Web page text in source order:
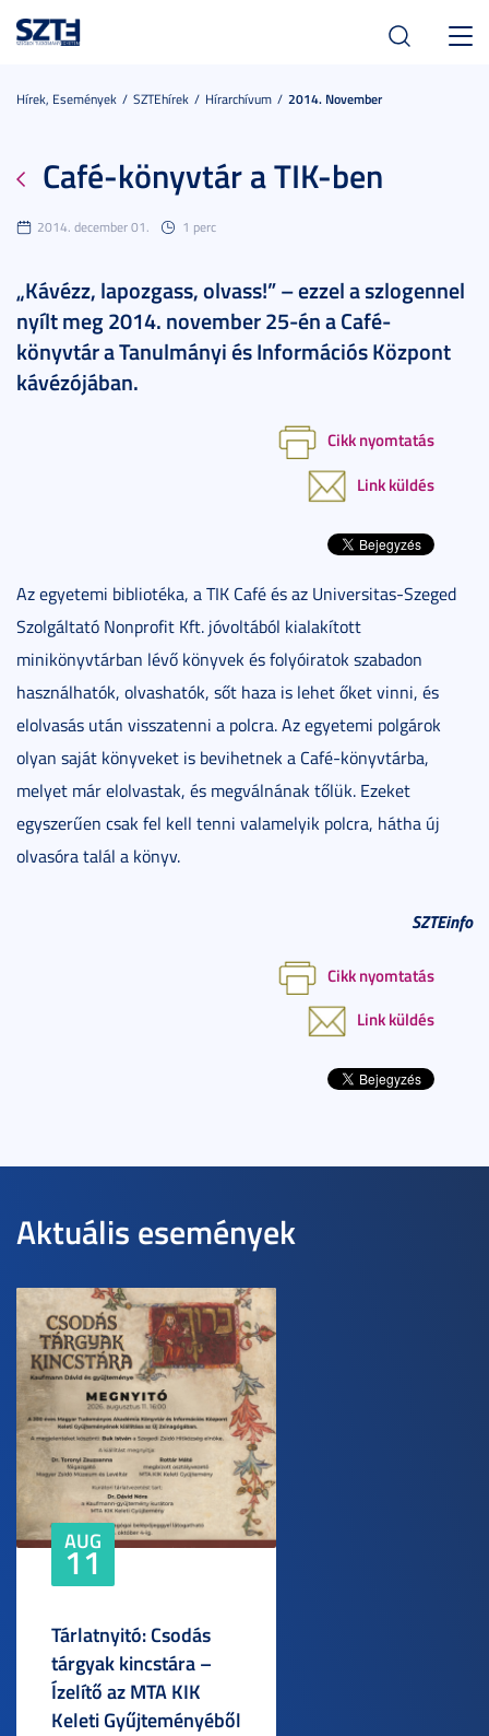
Hírek, Események SZTEhírek Hírarchívum 2014. November
Café-könyvtár a TIK-ben
2014. december 01. 1 perc
„Kávézz, lapozgass, olvass!” – ezzel a szlogennel
nyílt meg 2014. november 25-én a Café-
könyvtár a Tanulmányi és Információs Központ
kávézójában.
Cikk nyomtatás
Link küldés
Az egyetemi bibliotéka, a TIK Café és az Universitas-Szeged
Szolgáltató Nonprofit Kft. jóvoltából kialakított
minikönyvtárban lévő könyvek és folyóiratok szabadon
használhatók, olvashatók, sőt haza is lehet őket vinni, és
elolvasás után visszatenni a polcra. Az egyetemi polgárok
olyan saját könyveket is bevihetnek a Café-könyvtárba,
melyet már elolvastak, és megválnának tőlük. Ezeket
egyszerűen csak fel kell tenni valamelyik polcra, hátha új
olvasóra talál a könyv.
SZTEinfo
Cikk nyomtatás
Link küldés
Aktuális események
AUG
11
Tárlatnyitó: Csodás
tárgyak kincstára –
Ízelítő az MTA KIK
Keleti Gyűjteményéből